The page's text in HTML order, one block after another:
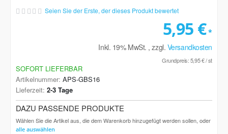
Seien Sie der Erste, der dieses Produkt bewertet
5,95 €
Inkl. 19% MwSt. ,zzgl. Versandkosten
Grundpreis:5,95 €/ st
SOFORT LIEFERBAR
Artikelnummer APS-GBS16
Lieferzeit 2-3 Tage
DAZU PASSENDE PRODUKTE
Wählen Sie die Artikel aus, die dem Warenkorb hinzugefügt werden sollen, oder
alle auswählen